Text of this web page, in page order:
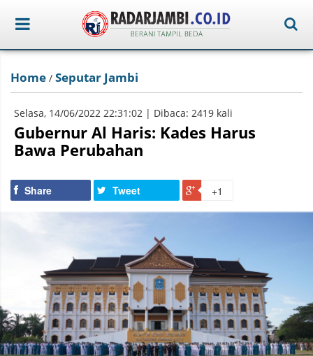
Home / Seputar Jambi
Selasa, 14/06/2022 22:31:02 | Dibaca: 2419 kali
Gubernur Al Haris: Kades Harus
Bawa Perubahan
Share Tweet +1